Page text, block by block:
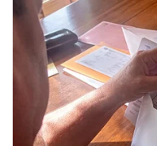
ಹೆಚ್ಚು ಹುಮ್ಮಸ್ಸು
ಮಂಡಳಿ ಹೆಚ್ಚಿನ
ಆರ್ಥಟನ್ ಹೇಳಿದ್ದಾರೆ.